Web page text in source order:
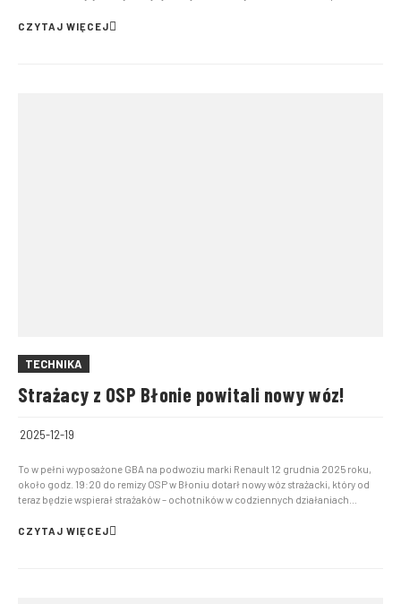
świąt w tragedię? Żeby choinka n...
CZYTAJ WIĘCEJ
TECHNIKA
Strażacy z OSP Błonie powitali nowy wóz!
2025-12-19
To w pełni wyposażone GBA na podwoziu marki Renault 12 grudnia 2025 roku,
około godz. 19:20 do remizy OSP w Błoniu dotarł nowy wóz strażacki, który od
teraz będzie wspierał strażaków – ochotników w codziennych działaniach
przez firmę Szczęśniak wyposażony został w zb...
CZYTAJ WIĘCEJ